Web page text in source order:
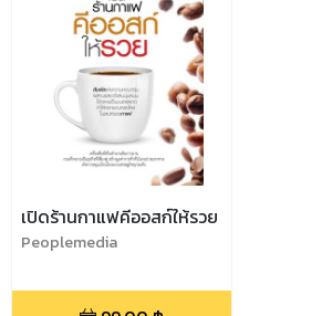
เปิดร้านกาแฟคีออสก์ให้รวย
Peoplemedia